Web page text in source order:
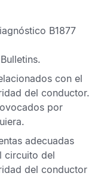
B1877
.
con el
del conductor.
por
adecuadas
circuito del
del conductor